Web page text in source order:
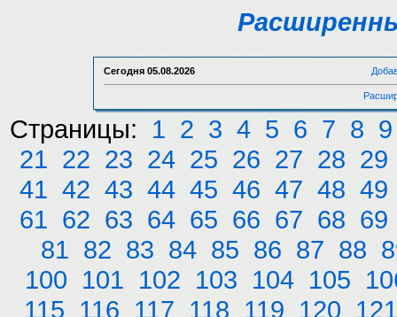
Сегодня 05.08.2026
Страницы: 1 2 3 4 5 6 7 8 9
21 22 23 24 25 26 27 28 29
41 42 43 44 45 46 47 48 49
61 62 63 64 65 66 67 68 69
81 82 83 84 85 86 87 88
100 101 102 103 104 105
115 116 117 118 119 120 121